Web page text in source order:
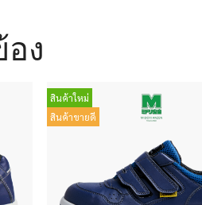
ง
สินค้าใหม่
สินค้าขายดี